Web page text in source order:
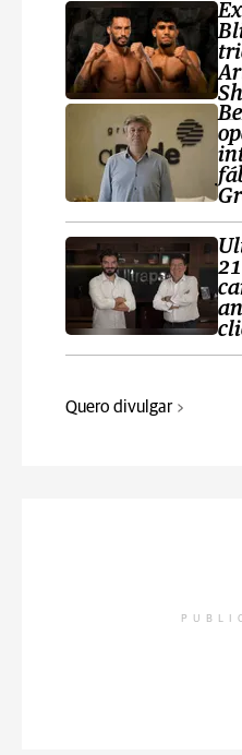
Quero divulgar